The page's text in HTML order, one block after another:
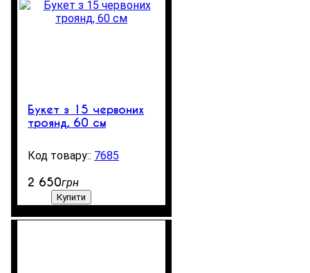
Букет з 15 червоних
троянд, 60 см
7685
2 650грн
Купити